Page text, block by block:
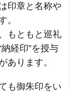
印章と名称や
。
もともと巡礼
経印”を授与
あります。
も御朱印をい